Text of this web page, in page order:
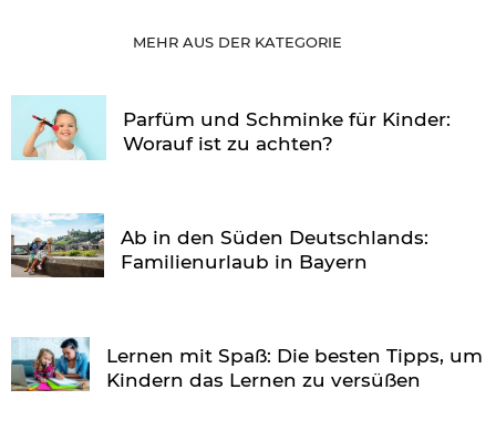
MEHR AUS DER KATEGORIE
Parfüm und Schminke für Kinder:
Worauf ist zu achten?
Ab in den Süden Deutschlands:
Familienurlaub in Bayern
Lernen mit Spaß: Die besten Tipps, um
Kindern das Lernen zu versüßen